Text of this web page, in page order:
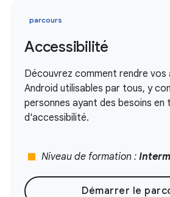
parcours
Accessibilité
Découvrez comment rendre vos
Android utilisables par tous, y
personnes ayant des besoins en
d'accessibilité.
stop Niveau de formation :
Démarrer le